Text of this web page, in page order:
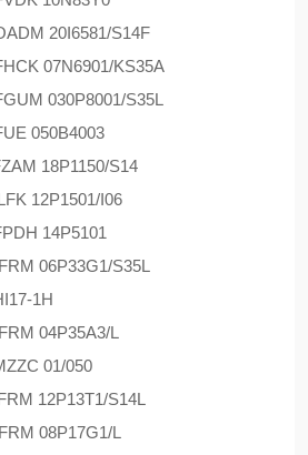
20I6581/S14F
07N6901/KS35A
030P8001/S35L
050B4003
18P1150/S14
12P1501/I06
14P5101
06P33G1/S35L
1H
04P35A3/L
01/050
12P13T1/S14L
08P17G1/L